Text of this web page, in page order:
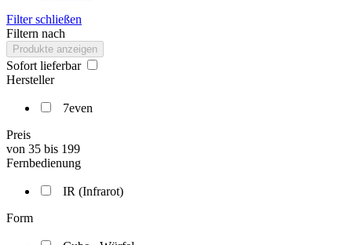
Filter schließen
Filtern nach
Produkte anzeigen
Sofort lieferbar
Hersteller
7even
Preis
von 35 bis 199
Fernbedienung
IR (Infrarot)
Form